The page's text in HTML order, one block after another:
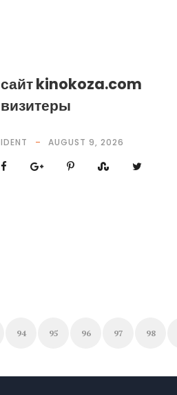
сайт kinokoza.com
визитеры
IDENT AUGUST 9, 2026
94 95 96 97 98